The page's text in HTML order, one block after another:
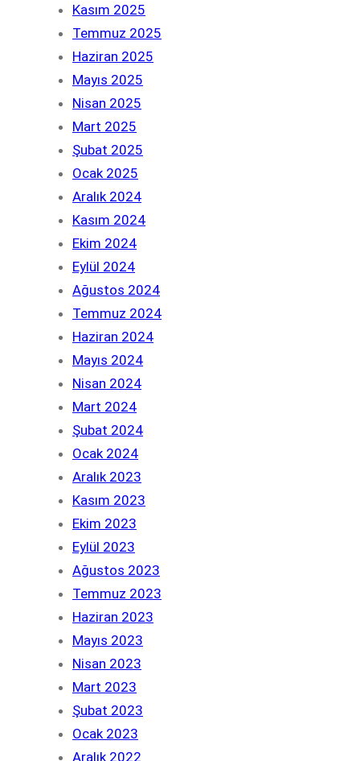
Kasım 2025
Temmuz 2025
Haziran 2025
Mayıs 2025
Nisan 2025
Mart 2025
Şubat 2025
Ocak 2025
Aralık 2024
Kasım 2024
Ekim 2024
Eylül 2024
Ağustos 2024
Temmuz 2024
Haziran 2024
Mayıs 2024
Nisan 2024
Mart 2024
Şubat 2024
Ocak 2024
Aralık 2023
Kasım 2023
Ekim 2023
Eylül 2023
Ağustos 2023
Temmuz 2023
Haziran 2023
Mayıs 2023
Nisan 2023
Mart 2023
Şubat 2023
Ocak 2023
Aralık 2022